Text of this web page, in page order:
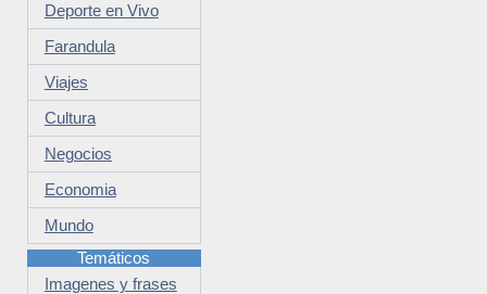
Deporte en Vivo
Farandula
Viajes
Cultura
Negocios
Economia
Mundo
Temáticos
Imagenes y frases